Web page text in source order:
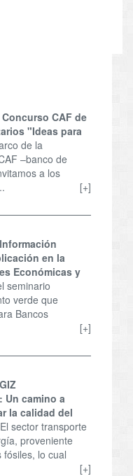
Concurso CAF de
"Ideas para
de la
–banco de
a los
[+]
en la
Económicas y
seminario
verde que
Bancos
[+]
Un camino a
la calidad del
El sector transporte
proveniente
lo cual
[+]